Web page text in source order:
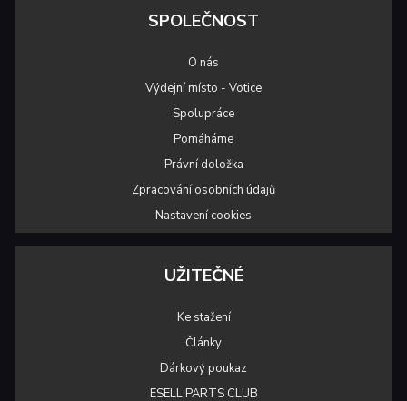
SPOLEČNOST
O nás
Výdejní místo - Votice
Spolupráce
Pomáháme
Právní doložka
Zpracování osobních údajů
Nastavení cookies
UŽITEČNÉ
Ke stažení
Články
Dárkový poukaz
ESELL PARTS CLUB